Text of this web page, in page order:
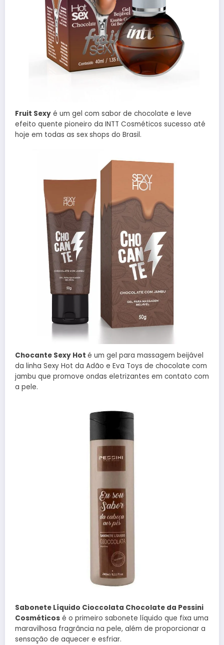
Fruit Sexy é um gel com sabor de chocolate e leve
efeito quente pioneiro da INTT Cosméticos sucesso até
hoje em todas as sex shops do Brasil.
Chocante Sexy Hot é um gel para massagem beijável
da linha Sexy Hot da Adão e Eva Toys de chocolate com
jambu que promove ondas eletrizantes em contato com
a pele.
Sabonete Líquido Cioccolata Chocolate da Pessini
Cosméticos é o primeiro sabonete líquido que fixa uma
maravilhosa fragrância na pele, além de proporcionar a
sensação de aquecer e esfriar.